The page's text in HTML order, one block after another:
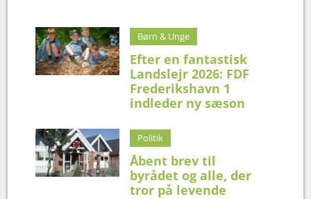
Børn & Unge
Efter en fantastisk
Landslejr 2026: FDF
Frederikshavn 1
indleder ny sæson
Politik
Åbent brev til
byrådet og alle, der
tror på levende